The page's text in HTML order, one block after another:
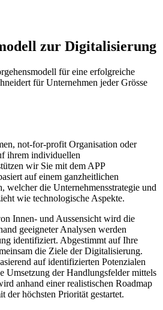
zur Digitalisierung
für eine erfolgreiche
für Unternehmen jeder Grösse
not-for-profit Organisation oder
ihrem individuellen
wir Sie mit dem APP
auf einem ganzheitlichen
welcher die Unternehmensstrategie und
wie technologische Aspekte.
Innen- und Aussensicht wird die
geeigneter Analysen werden
identifiziert. Abgestimmt auf Ihre
die Ziele der Digitalisierung.
auf identifizierten Potenzialen
Umsetzung der Handlungsfelder mittels
anhand einer realistischen Roadmap
der höchsten Priorität gestartet.